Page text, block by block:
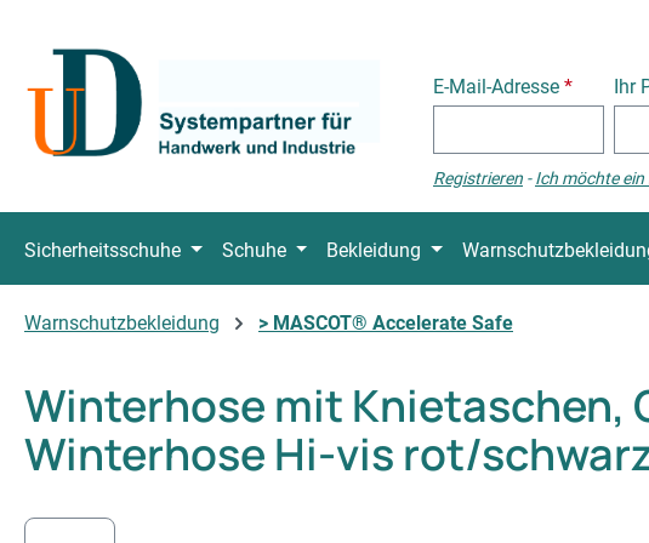
E-Mail-Adresse * Ihr
Registrieren -Ich möchte
Sicherheitsschuhe Schuhe Bekleidung
Warnschutzbekleidung > MASCOT® Accelerate Safe
Winterhose mit Knietaschen,
Winterhose Hi-vis rot/